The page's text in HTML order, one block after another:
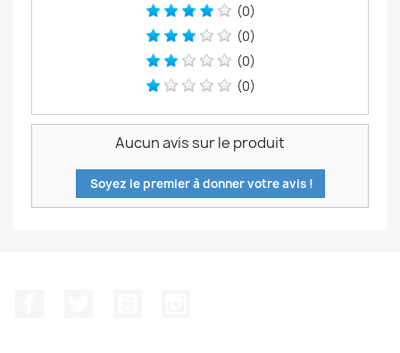
(0)
(0)
(0)
(0)
Aucun avis sur le produit
Soyez le premier à donner votre avis !